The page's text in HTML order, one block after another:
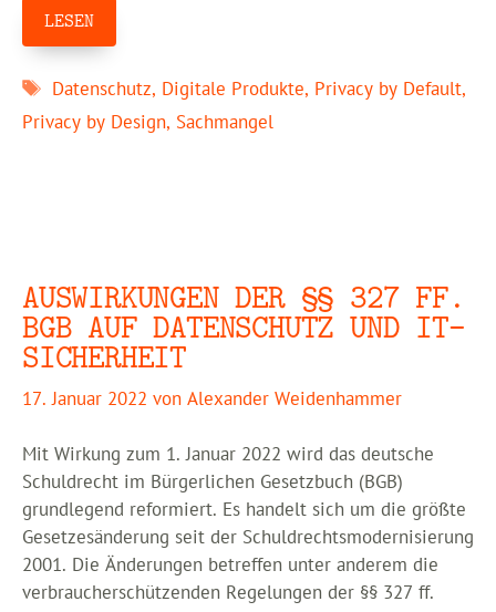
LESEN
Schlagwörter
Datenschutz, Digitale Produkte, Privacy by Default,
Privacy by Design, Sachmangel
AUSWIRKUNGEN DER §§ 327 FF.
BGB AUF DATENSCHUTZ UND IT-
SICHERHEIT
17. Januar 2022 von Alexander Weidenhammer
Mit Wirkung zum 1. Januar 2022 wird das deutsche
Schuldrecht im Bürgerlichen Gesetzbuch (BGB)
grundlegend reformiert. Es handelt sich um die größte
Gesetzesänderung seit der Schuldrechtsmodernisierung
2001. Die Änderungen betreffen unter anderem die
verbraucherschützenden Regelungen der §§ 327 ff.